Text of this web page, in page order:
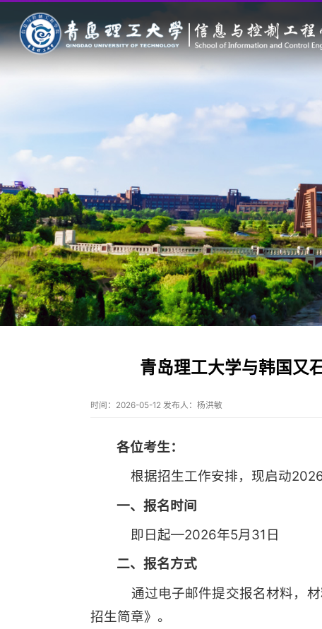
青岛理工大学与韩国又
时间：2026-05-12 发布人：杨洪敏
各位考生：
根据招生工作安排，现启动
一、报名时间
即日起—2026年5月31日
二、报名方式
通过电子邮件提交报名材料，
招生简章》。